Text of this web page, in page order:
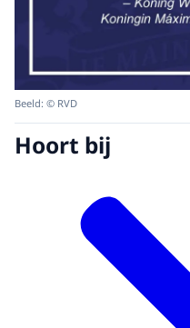
Beeld: © RVD
Hoort bij